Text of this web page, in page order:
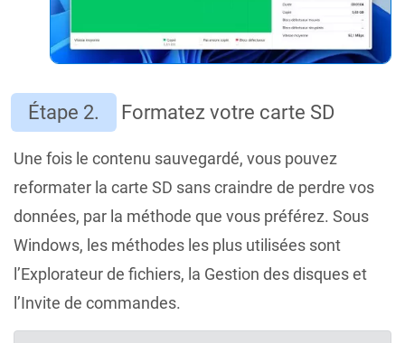
Étape 2. Formatez votre carte SD
Une fois le contenu sauvegardé, vous pouvez
reformater la carte SD sans craindre de perdre vos
données, par la méthode que vous préférez. Sous
Windows, les méthodes les plus utilisées sont
l’Explorateur de fichiers, la Gestion des disques et
l’Invite de commandes.